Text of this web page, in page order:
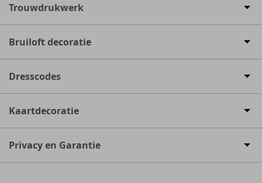
Trouwdrukwerk
Bruiloft decoratie
Dresscodes
Kaartdecoratie
Privacy en Garantie